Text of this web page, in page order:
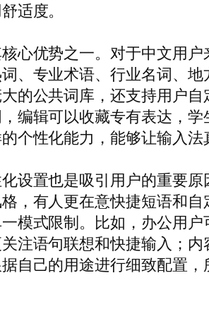
适度。
心优势之一。对于中文用
、专业术语、行业名词、
的公共词库，还支持用户
编辑可以收藏专有表达，
性化能力，能够让输入法
设置也是吸引用户的重要
，有人更在意快捷短语和
模式限制。比如，办公用
注语句联想和快捷输入；
自己的用途进行细致配置